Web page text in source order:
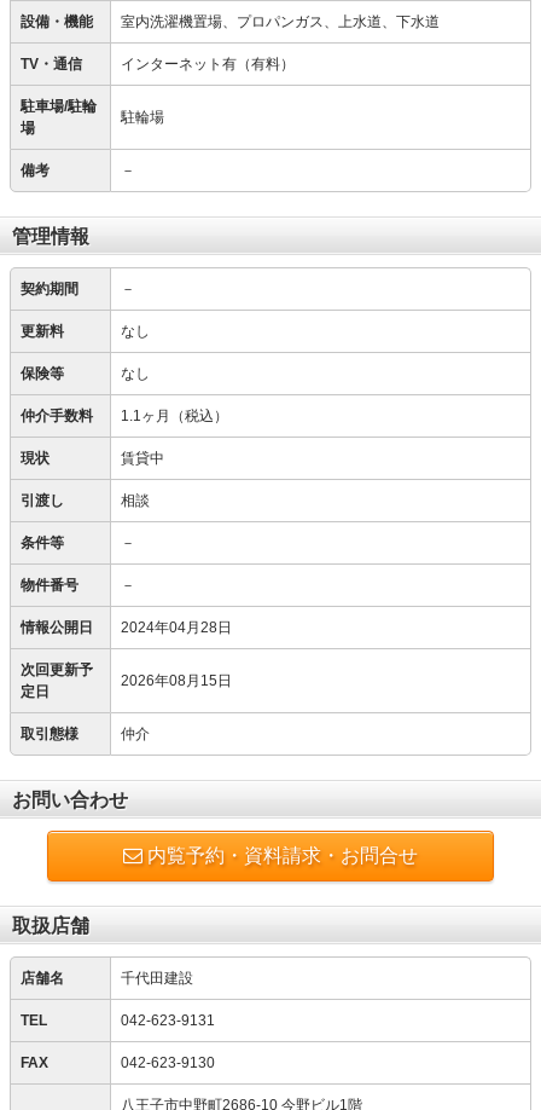
設備・機能 室内洗濯機置場、プロパンガス、上水道、下水道
TV・通信 インターネット有（有料）
駐車場/駐輪
場
駐輪場
備考 －
管理情報
契約期間 －
更新料 なし
保険等 なし
仲介手数料 1.1ヶ月（税込）
現状 賃貸中
引渡し 相談
条件等 －
物件番号 －
情報公開日 2024年04月28日
次回更新予
定日
2026年08月15日
取引態様 仲介
お問い合わせ
内覧予約・資料請求・お問合せ
取扱店舗
店舗名 千代田建設
TEL 042-623-9131
FAX 042-623-9130
八王子市中野町2686-10 今野ビル1階